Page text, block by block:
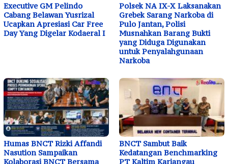
Executive GM Pelindo
Cabang Belawan Yusrizal
Ucapkan Apresiasi Car Free
Day Yang Digelar Kodaeral I
Polsek NA IX-X Laksanakan
Grebek Sarang Narkoba di
Pulo Jantan, Polisi
Musnahkan Barang Bukti
yang Diduga Digunakan
untuk Penyalahgunaan
Narkoba
Humas BNCT Rizki Affandi
Nasution Sampaikan
Kolaborasi BNCT Bersama
BNCT Sambut Baik
Kedatangan Benchmarking
PT Kaltim Kariangau